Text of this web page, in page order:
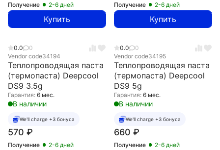
Получение 2-6 дней
Купить
Получение 2-6 дней
Купить
0.0
0
Vendor code34194
Теплопроводящая паста
(термопаста) Deepcool
DS9 3.5g
Гарантия: 6 мес.
В наличии
We'll charge +3 бонуса
570 ₽
Получение 2-6 дней
0.0
0
Vendor code34195
Теплопроводящая паста
(термопаста) Deepcool
DS9 5g
Гарантия: 6 мес.
В наличии
We'll charge +3 бонуса
660 ₽
Получение 2-6 дней